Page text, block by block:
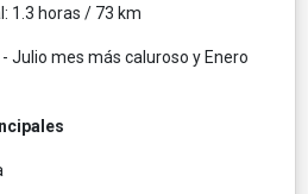
1.3 horas / 73 km
Julio mes más caluroso y Enero